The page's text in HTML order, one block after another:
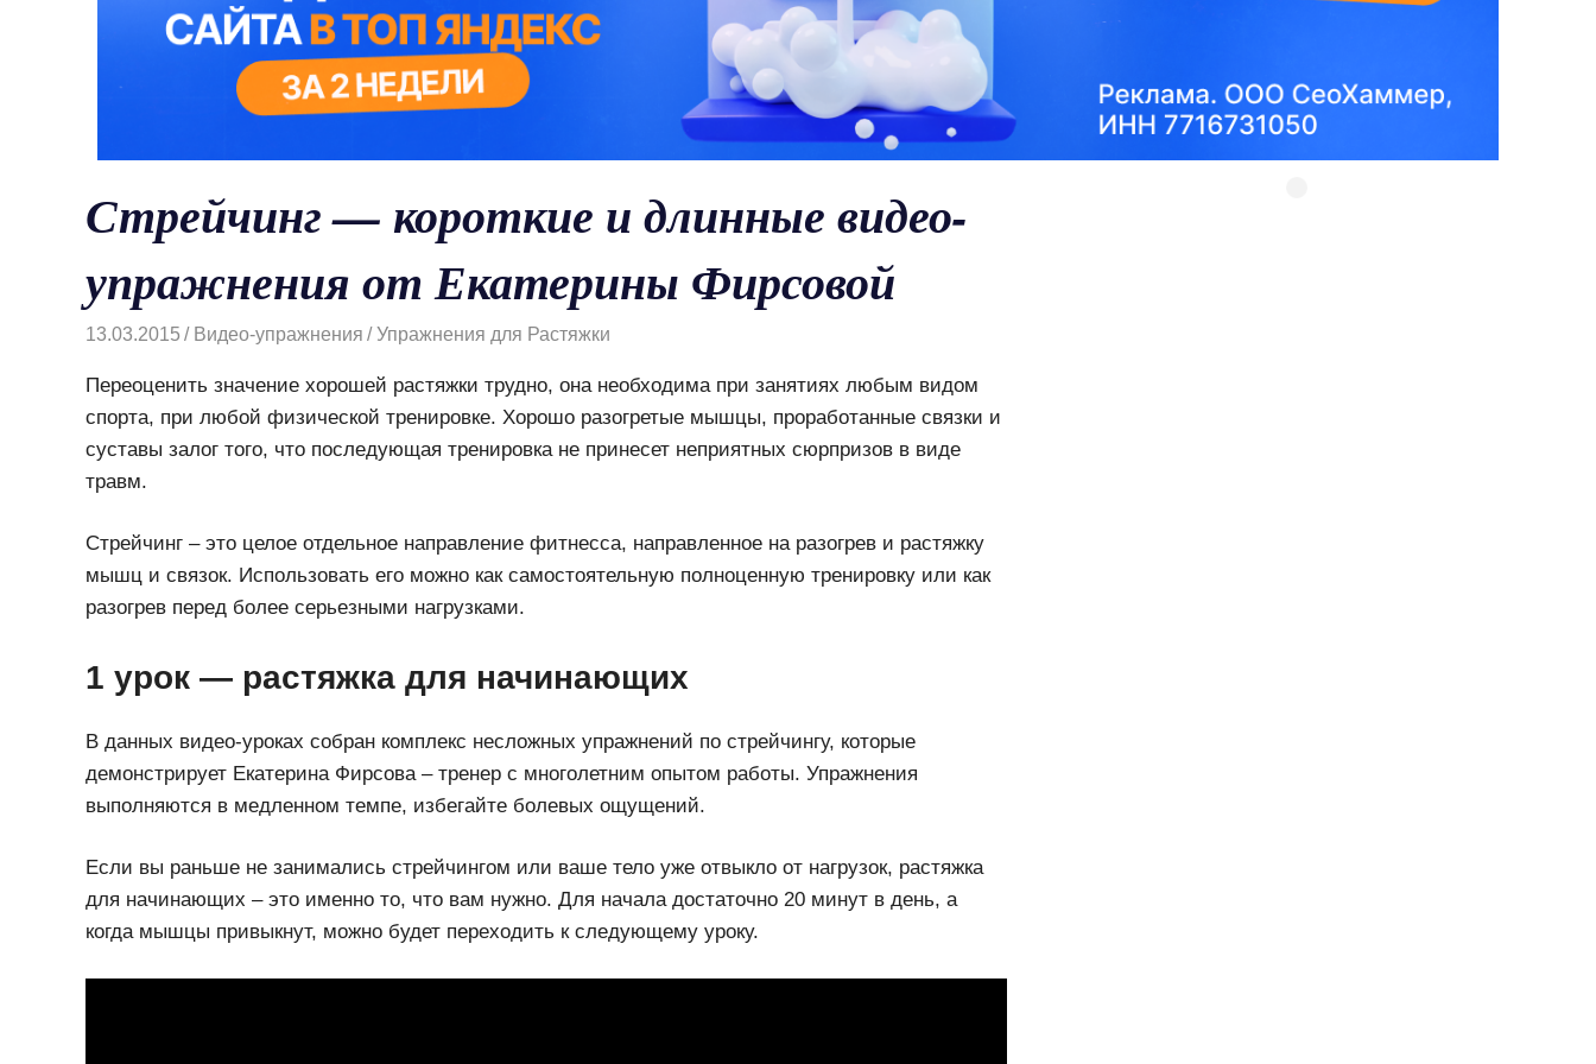
Стрейчинг — короткие и длинные видео-
упражнения от Екатерины Фирсовой
13.03.2015 Видео-упражнения Упражнения для Растяжки
Переоценить значение хорошей растяжки трудно, она необходима при занятиях любым видом
спорта, при любой физической тренировке. Хорошо разогретые мышцы, проработанные связки и
суставы залог того, что последующая тренировка не принесет неприятных сюрпризов в виде
травм.
Стрейчинг – это целое отдельное направление фитнесса, направленное на разогрев и растяжку
мышц и связок. Использовать его можно как самостоятельную полноценную тренировку или как
разогрев перед более серьезными нагрузками.
1 урок — растяжка для начинающих
В данных видео-уроках собран комплекс несложных упражнений по стрейчингу, которые
демонстрирует Екатерина Фирсова – тренер с многолетним опытом работы. Упражнения
выполняются в медленном темпе, избегайте болевых ощущений.
Если вы раньше не занимались стрейчингом или ваше тело уже отвыкло от нагрузок, растяжка
для начинающих – это именно то, что вам нужно. Для начала достаточно 20 минут в день, а
когда мышцы привыкнут, можно будет переходить к следующему уроку.